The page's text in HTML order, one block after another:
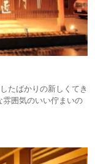
たばかりの新しくてき
囲気のいい佇まいの